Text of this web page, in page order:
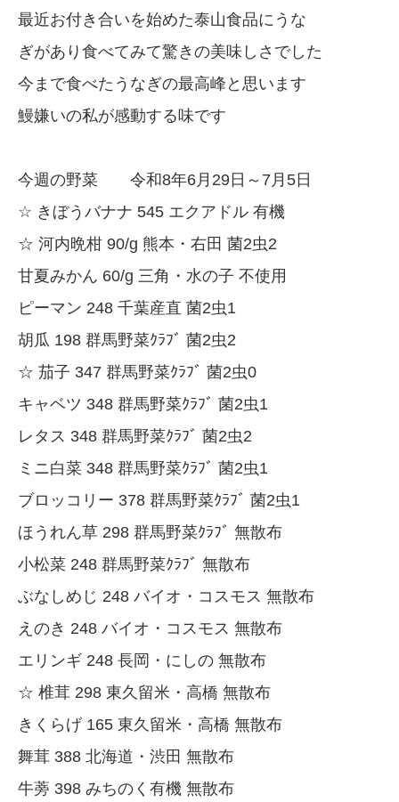
最近お付き合いを始めた泰山食品にうな
ぎがあり食べてみて驚きの美味しさでした
今まで食べたうなぎの最高峰と思います
鰻嫌いの私が感動する味です
今週の野菜 令和8年6月29日～7月5日
☆ きぼうバナナ 545 エクアドル 有機
☆ 河内晩柑 90/g 熊本・右田 菌2虫2
甘夏みかん 60/g 三角・水の子 不使用
ピーマン 248 千葉産直 菌2虫1
胡瓜 198 群馬野菜ｸﾗﾌﾞ 菌2虫2
☆ 茄子 347 群馬野菜ｸﾗﾌﾞ 菌2虫0
キャベツ 348 群馬野菜ｸﾗﾌﾞ 菌2虫1
レタス 348 群馬野菜ｸﾗﾌﾞ 菌2虫2
ミニ白菜 348 群馬野菜ｸﾗﾌﾞ 菌2虫1
ブロッコリー 378 群馬野菜ｸﾗﾌﾞ 菌2虫1
ほうれん草 298 群馬野菜ｸﾗﾌﾞ 無散布
小松菜 248 群馬野菜ｸﾗﾌﾞ 無散布
ぶなしめじ 248 バイオ・コスモス 無散布
えのき 248 バイオ・コスモス 無散布
エリンギ 248 長岡・にしの 無散布
☆ 椎茸 298 東久留米・高橋 無散布
きくらげ 165 東久留米・高橋 無散布
舞茸 388 北海道・渋田 無散布
牛蒡 398 みちのく有機 無散布